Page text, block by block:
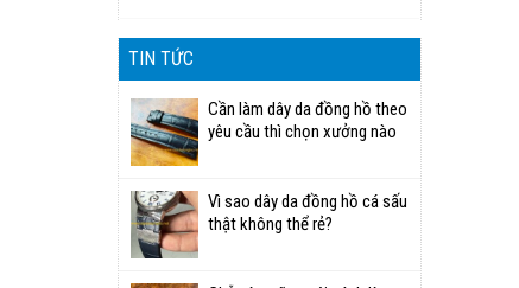
TIN TỨC
Cần làm dây da đồng hồ theo
yêu cầu thì chọn xưởng nào
Vì sao dây da đồng hồ cá sấu
thật không thể rẻ?